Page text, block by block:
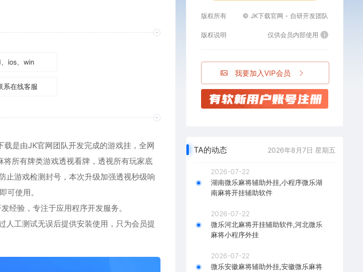
ios、win
系在线客服
载是由JK官网团队开发完成的游戏挂，全网
所有牌类游戏透视看牌，透视所有玩家底
止游戏检测封号，本次升级加强透视秒级响
可使用。
经验，专注于应用程序开发服务。
人工测试无误后提供安装使用，只为会员提
版权所有 © JK下载官网 - 自研开发团队
版权说明 仅供会员内部使用 i
我要加入VIP会员
TA的动态 2026年8月7日 星期五
2026-07-22
湖南微乐麻将辅助外挂,小程序微乐湖
南麻将开挂辅助软件
2026-07-22
微乐河北麻将开挂辅助软件,河北微乐
麻将小程序外挂
2026-07-22
微乐安徽麻将辅助外挂,安徽微乐麻将